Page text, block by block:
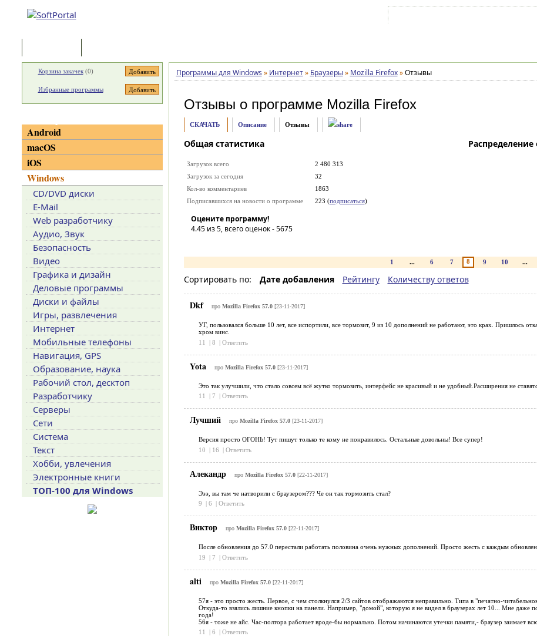
Программы для Windows » Интернет » Браузеры » Mozilla Firefox » Отзывы
Отзывы о программе Mozilla Firefox
СКАЧАТЬ Описание Отзывы
Общая статистика
Загрузок всего
2 480 313
Загрузок за сегодня
32
Кол-во комментариев
1863
Подписавшихся на новости о программе
223 (подписаться)
Оцените программу!
4.45из 5, всего оценок -5675
1 ... 6 7 8 9 10 ...
Сортировать по: Дате добавления Рейтингу Количеству ответов
Dkf про Mozilla Firefox 57.0[23-11-2017]
УГ, пользовался больше 10 лет, все испортили, все тормозит, 9 из 10 дополнений не работают, это крах. Пришлось
хром винс.
11
| 8 | Ответить
Yota про Mozilla Firefox 57.0[23-11-2017]
Это так улучшили, что стало совсем всё жутко тормозить, интерфейс не красивый и не удобный.Расширения не
11
| 7 | Ответить
Лучший про Mozilla Firefox 57.0[23-11-2017]
Версия просто ОГОНЬ! Тут пишут только те кому не понравилось. Остальные довольны! Все супер!
10
| 16 | Ответить
Алекандр про Mozilla Firefox 57.0[22-11-2017]
Эээ, вы там че натворили с браузером??? Че он так тормозить стал?
9
| 6 | Ответить
Виктор про Mozilla Firefox 57.0[22-11-2017]
После обновления до 57.0 перестали работать половина очень нужных дополнений. Просто жесть с каждым
19
| 7 | Ответить
alti про Mozilla Firefox 57.0[22-11-2017]
57я - это просто жесть. Первое, с чем столкнулся 2/3 сайтов отображаются неправильно. Типа в "печатно-
Откуда-то взялись лишние кнопки на панели. Например, "домой", которую я не видел в браузерах лет 10... Мне даже
года!
56я - тоже не айс. Час-полтора работает вроде-бы нормально. Потом начинаются утечки памяти,- браузер заимает
11
| 6 | Ответить
Корзина закачек(0)
Избранные программы
Android
macOS
iOS
Windows
CD/DVD диски
E-Mail
Web разработчику
Аудио, Звук
Безопасность
Видео
Графика и дизайн
Деловые программы
Диски и файлы
Игры, развлечения
Интернет
Мобильные телефоны
Навигация, GPS
Образование, наука
Рабочий стол, десктоп
Разработчику
Серверы
Сети
Система
Текст
Хобби, увлечения
Электронные книги
ТОП-100 для Windows